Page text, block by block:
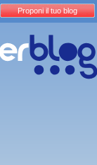
Proponi il tuo blog